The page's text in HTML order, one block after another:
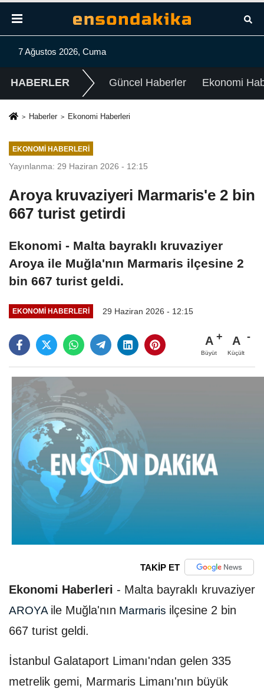
7 Ağustos 2026, Cuma
HABERLER Güncel Haberler Ekonomi
Haberler Ekonomi Haberleri
EKONOMI HABERLERI
Yayınlanma: 29 Haziran 2026 - 12:15
Aroya kruvaziyeri Marmaris'e 2 bin
667 turist getirdi
Ekonomi - Malta bayraklı kruvaziyer
Aroya ile Muğla'nın Marmaris ilçesine 2
bin 667 turist geldi.
EKONOMI HABERLERI 29 Haziran 2026 - 12:15
A
Büyüt
A
Küçült
TAKİP ET
Ekonomi Haberleri - Malta bayraklı kruvaziyer
AROYA ile Muğla'nın Marmaris ilçesine 2 bin
667 turist geldi.
İstanbul Galataport Limanı'ndan gelen 335
metrelik gemi, Marmaris Limanı'nın büyük